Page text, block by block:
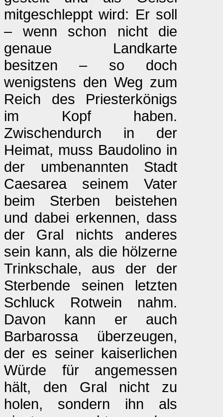
mitgeschleppt wird: Er soll
– wenn schon nicht die
genaue Landkarte
besitzen – so doch
wenigstens den Weg zum
Reich des Priesterkönigs
im Kopf haben.
Zwischendurch in der
Heimat, muss Baudolino in
der umbenannten Stadt
Caesarea seinem Vater
beim Sterben beistehen
und dabei erkennen, dass
der Gral nichts anderes
sein kann, als die hölzerne
Trinkschale, aus der der
Sterbende seinen letzten
Schluck Rotwein nahm.
Davon kann er auch
Barbarossa überzeugen,
der es seiner kaiserlichen
Würde für angemessen
hält, den Gral nicht zu
holen, sondern ihn als